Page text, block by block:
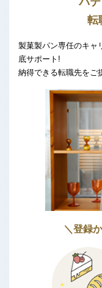
転
製菓製パン専任のキャ
底サポート!
納得できる転職先をご
＼登録